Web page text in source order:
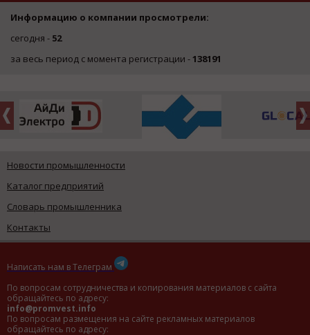
Информацию о компании просмотрели:
сегодня - 52
за весь период с момента регистрации -138191
Новости промышленности
Каталог предприятий
Словарь промышленника
Контакты
Написать нам в Телеграм
По вопросам сотрудничества и копирования материалов с сайта
обращайтесь по адресу:
info@promvest.info
По вопросам размещения на сайте рекламных материалов
обращайтесь по адресу: